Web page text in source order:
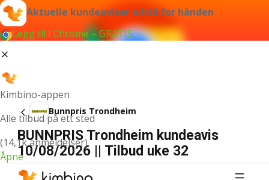
Aktuelle kundeaviser alltid for hånden
Legg til i Chrome – GRATIS
Kimbino-appen
Alle tilbud på ett sted
(14,1k anmeldelser)
Åpne
Bunnpris Trondheim
BUNNPRIS Trondheim kundeavis
10/08/2026 || Tilbud uke 32